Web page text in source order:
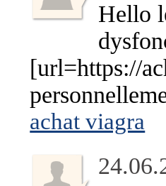
Hello
[url=https://
achat viagra